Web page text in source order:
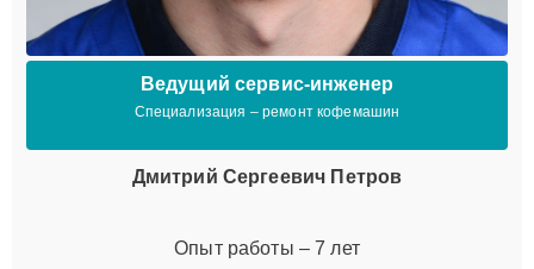
Ведущий сервис-инженер
Специализация – ремонт кофемашин
Дмитрий Сергеевич Петров
Опыт работы – 7 лет